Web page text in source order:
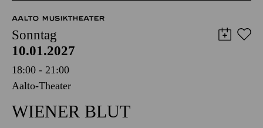
AALTO MUSIKTHEATER
Sonntag
10.01.2027
18:00 - 21:00
Aalto-Theater
WIENER BLUT